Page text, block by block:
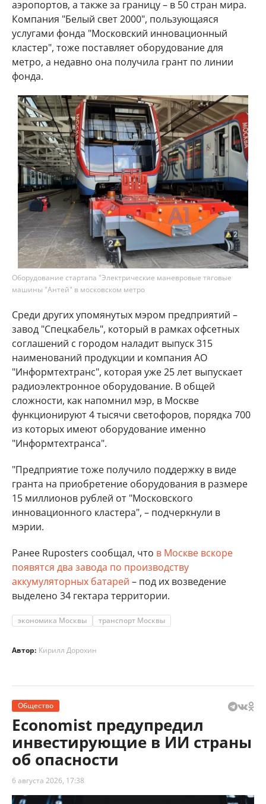
аэропортов, а также за границу – в 50 стран мира.
Компания "Белый свет 2000", пользующаяся
услугами фонда "Московский инновационный
кластер", тоже поставляет оборудование для
метро, а недавно она получила грант по линии
фонда.
Оборудование стартапа "Электрические маневровые тяговые
машины "Антей" в московском метро
Среди других упомянутых мэром предприятий –
завод "Спецкабель", который в рамках офсетных
соглашений с городом наладит выпуск 315
наименований продукции и компания АО
"Информтехтранс", которая уже 25 лет выпускает
радиоэлектронное оборудование. В общей
сложности, как напомнил мэр, в Москве
функционируют 4 тысячи светофоров, порядка 700
из которых имеют оборудование именно
"Информтехтранса".
"Предприятие тоже получило поддержку в виде
гранта на приобретение оборудования в размере
15 миллионов рублей от "Московского
инновационного кластера", – подчеркнули в
мэрии.
Ранее Ruposters сообщал, что в Москве вскоре
появятся два завода по производству
аккумуляторных батарей – под их возведение
выделено 34 гектара территории.
экономика Москвы транспорт Москвы
Автор: Кирилл Дорохин
Общество
Economist предупредил
инвестирующие в ИИ страны
об опасности
6 августа 2026, 17:38